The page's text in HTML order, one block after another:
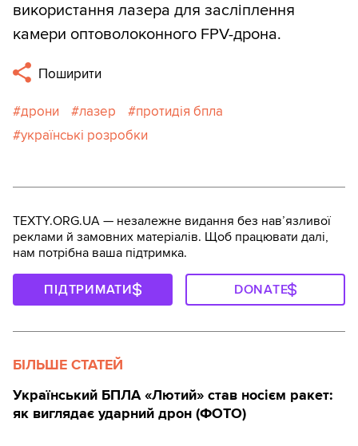
використання лазера для засліплення
камери оптоволоконного FPV-дрона.
Поширити
дрони лазер
протидія бпла
українські розробки
TEXTY.ORG.UA — незалежне видання без навʼязливої
реклами й замовних матеріалів. Щоб працювати далі,
нам потрібна ваша підтримка.
ПІДТРИМАТИ DONATE
БІЛЬШЕ СТАТЕЙ
Український БПЛА «Лютий» став носієм ракет:
як виглядає ударний дрон (ФОТО)